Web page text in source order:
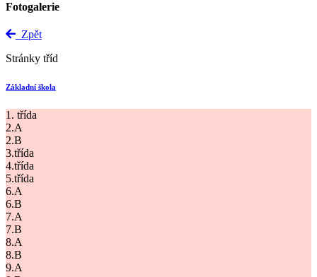
Fotogalerie
Zpět
Stránky tříd
Základní škola
1. třída
2.A
2.B
3.třída
4.třída
5.třída
6.A
6.B
7.A
7.B
8.A
8.B
9.A